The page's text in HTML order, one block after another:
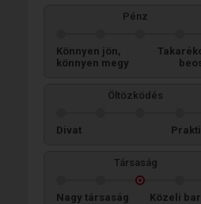
Pénz
Könnyen jön,
könnyen megy
Öltözködés
Divat
Társaság
Nagy társaság Közeli